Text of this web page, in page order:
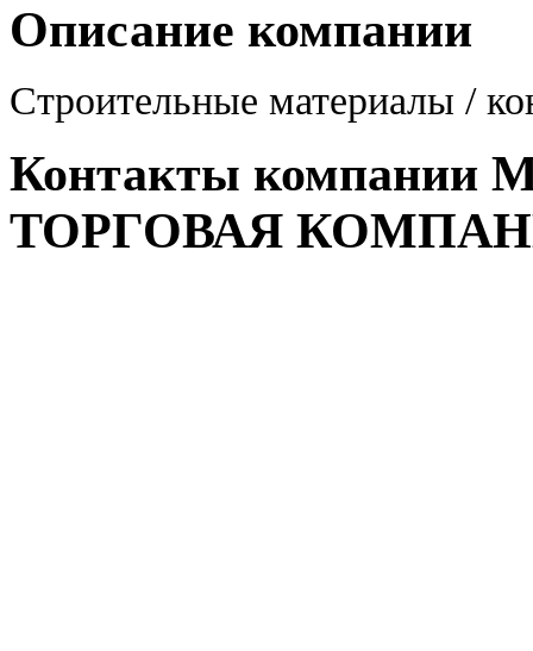
Описание компании
Строительные материалы /
Контакты
ТОРГОВАЯ